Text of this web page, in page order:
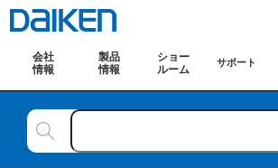
会社
情報
製品
情報
ショー
ルーム
サポート